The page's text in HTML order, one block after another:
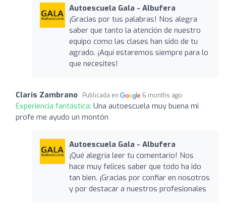
Autoescuela Gala - Albufera
¡Gracias por tus palabras! Nos alegra
saber que tanto la atención de nuestro
equipo como las clases han sido de tu
agrado. ¡Aquí estaremos siempre para lo
que necesites!
Claris Zambrano Publicada en 6 months ago
Experiencia fantástica: Una autoescuela muy buena mi
profe me ayudo un montón
Autoescuela Gala - Albufera
¡Qué alegría leer tu comentario! Nos
hace muy felices saber que todo ha ido
tan bien. ¡Gracias por confiar en nosotros
y por destacar a nuestros profesionales